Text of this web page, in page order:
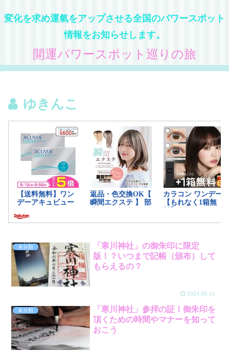
変化を求め運氣をアップさせる全国のパワースポット
情報をお知らせします。
開運パワースポット巡りの旅
ゆきんこ
未分類
「寒川神社」の御朱印に限定
版！？いつまで記帳（頒布）して
もらえるの？
2024.08.14
未分類
「寒川神社」参拝の証！御朱印を
頂くための時間やマナーを知って
おこう